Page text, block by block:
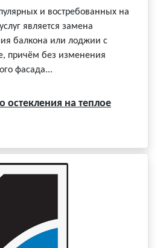
и востребованных на
является замена
балкона или лоджии с
причём без изменения
фасада...
остекления на теплое